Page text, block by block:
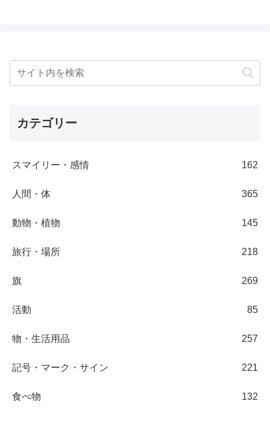
カテゴリー
スマイリー・感情 162
人間・体 365
動物・植物 145
旅行・場所 218
旗 269
活動 85
物・生活用品 257
記号・マーク・サイン 221
食べ物 132